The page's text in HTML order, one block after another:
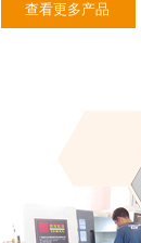
查看更多产品